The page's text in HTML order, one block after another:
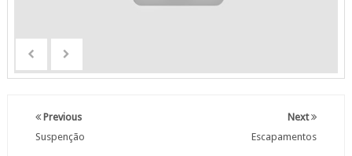
Next
Escapamentos
Previous
Suspenção